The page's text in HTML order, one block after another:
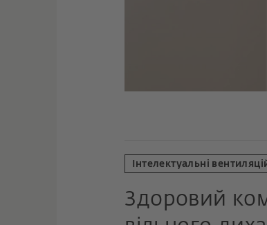
Інтелектуальні
Здоровий